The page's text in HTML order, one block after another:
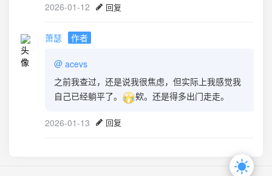
2026-01-12 回复
萧瑟 作者
@ acevs
之前我查过，还是说我很焦虑，但实际上我感觉我
自己已经躺平了。
欸。还是得多出门走走。
2026-01-13 回复